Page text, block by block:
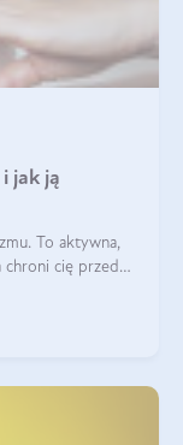
jak ją
To aktywna,
cię przed